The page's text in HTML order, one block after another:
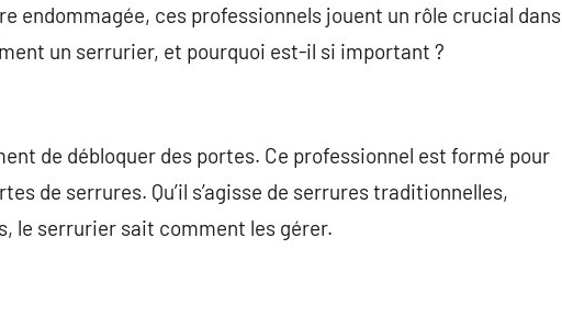
endommagée, ces professionnels jouent un rôle crucial dans
un serrurier, et pourquoi est-il si important ?
de débloquer des portes. Ce professionnel est formé pour
de serrures. Qu’il s’agisse de serrures traditionnelles,
le serrurier sait comment les gérer.